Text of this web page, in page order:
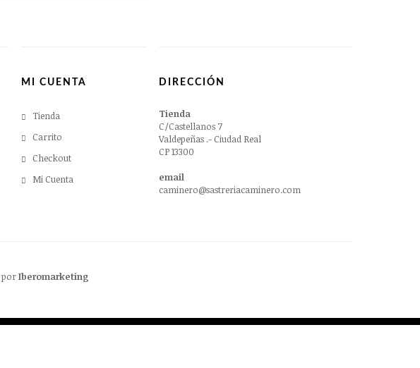
MI CUENTA
Tienda
Carrito
Checkout
Mi Cuenta
DIRECCIÓN
Tienda
C/Castellanos 7
Valdepeñas .- Ciudad Real
CP 13300
email
caminero@sastreriacaminero.com
porIberomarketing